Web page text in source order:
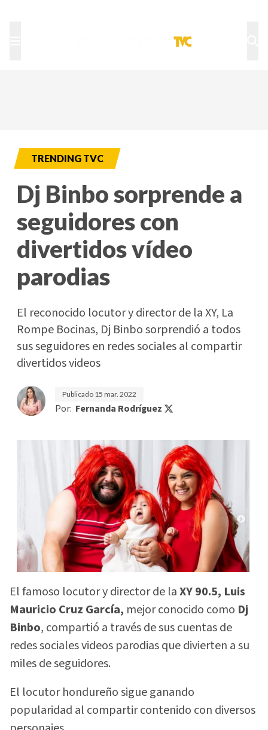
TRENDING TVC
Dj Binbo sorprende a
seguidores con
divertidos vídeo
parodias
El reconocido locutor y director de la XY, La
Rompe Bocinas, Dj Binbo sorprendió a todos
sus seguidores en redes sociales al compartir
divertidos videos
Publicado 15 mar. 2022
Por: Fernanda Rodríguez
El famoso locutor y director de laXY 90.5, Luis
Mauricio Cruz García, mejor conocido como Dj
Binbo, compartió a través de sus cuentas de
redes sociales videos parodias que divierten a su
miles de seguidores.
El locutor hondureño sigue ganando
popularidad al compartir contenido con diversos